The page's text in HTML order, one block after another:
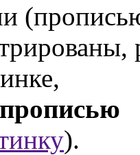
прописью
).